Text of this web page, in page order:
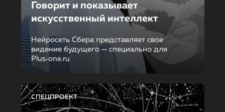
Говорит и показывает
искусственный интеллект
Нейросеть Сбера представляет свое
видение будущего — специально для
Plus‑one.ru
СПЕЦПРОЕКТ